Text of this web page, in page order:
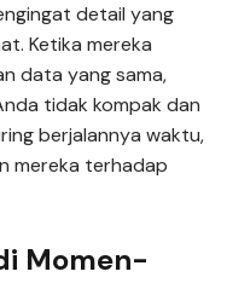
detail yang
Ketika mereka
data yang sama,
tidak kompak dan
berjalannya waktu,
mereka terhadap
Momen-